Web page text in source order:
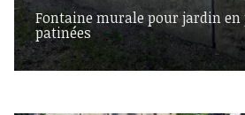
Fontaine murale pour jardin en
patinées